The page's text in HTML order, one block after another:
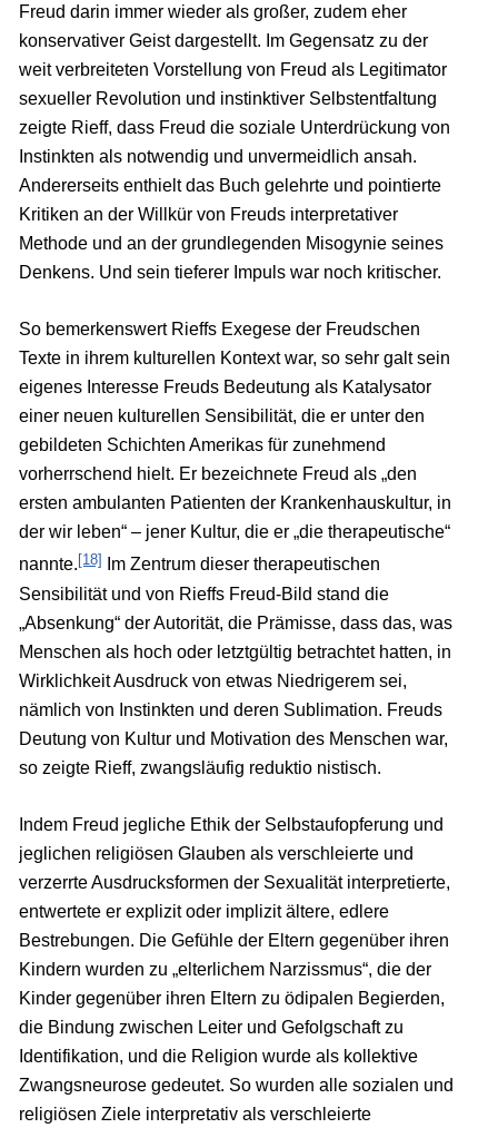
Freud darin immer wieder als großer, zudem eher
konservativer Geist dargestellt. Im Gegensatz zu der
weit verbreiteten Vorstellung von Freud als Legitimator
sexueller Revolution und instinktiver Selbstentfaltung
zeigte Rieff, dass Freud die soziale Unterdrückung von
Instinkten als notwendig und unvermeidlich ansah.
Andererseits enthielt das Buch gelehrte und pointierte
Kritiken an der Willkür von Freuds interpretativer
Methode und an der grundlegenden Misogynie seines
Denkens. Und sein tieferer Impuls war noch kritischer.
So bemerkenswert Rieffs Exegese der Freudschen
Texte in ihrem kulturellen Kontext war, so sehr galt sein
eigenes Interesse Freuds Bedeutung als Katalysator
einer neuen kulturellen Sensibilität, die er unter den
gebildeten Schichten Amerikas für zunehmend
vorherrschend hielt. Er bezeichnete Freud als „den
ersten ambulanten Patienten der Krankenhauskultur, in
der wir leben“ – jener Kultur, die er „die therapeutische“
nannte.[18]
Im Zentrum dieser therapeutischen
Sensibilität und von Rieffs Freud-Bild stand die
„Absenkung“ der Autorität, die Prämisse, dass das, was
Menschen als hoch oder letztgültig betrachtet hatten, in
Wirklichkeit Ausdruck von etwas Niedrigerem sei,
nämlich von Instinkten und deren Sublimation. Freuds
Deutung von Kultur und Motivation des Menschen war,
so zeigte Rieff, zwangsläufig reduktio nistisch.
Indem Freud jegliche Ethik der Selbstaufopferung und
jeglichen religiösen Glauben als verschleierte und
verzerrte Ausdrucksformen der Sexualität interpretierte,
entwertete er explizit oder implizit ältere, edlere
Bestrebungen. Die Gefühle der Eltern gegenüber ihren
Kindern wurden zu „elterlichem Narzissmus“, die der
Kinder gegenüber ihren Eltern zu ödipalen Begierden,
die Bindung zwischen Leiter und Gefolgschaft zu
Identifikation, und die Religion wurde als kollektive
Zwangsneurose gedeutet. So wurden alle sozialen und
religiösen Ziele interpretativ als verschleierte